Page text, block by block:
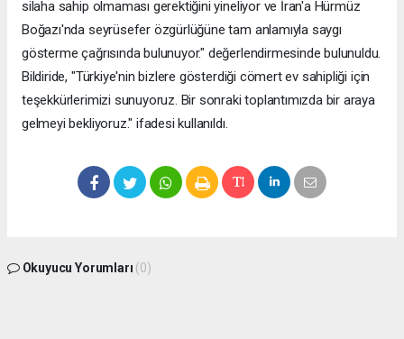
silaha sahip olmaması gerektiğini yineliyor ve İran'a Hürmüz
Boğazı'nda seyrüsefer özgürlüğüne tam anlamıyla saygı
gösterme çağrısında bulunuyor." değerlendirmesinde bulunuldu.
Bildiride, "Türkiye'nin bizlere gösterdiği cömert ev sahipliği için
teşekkürlerimizi sunuyoruz. Bir sonraki toplantımızda bir araya
gelmeyi bekliyoruz." ifadesi kullanıldı.
Okuyucu Yorumları (0)